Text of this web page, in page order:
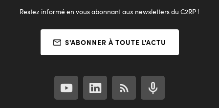
Restez informé en vous abonnant aux newsletters du C2RP !
S'ABONNER À TOUTE L'ACTU